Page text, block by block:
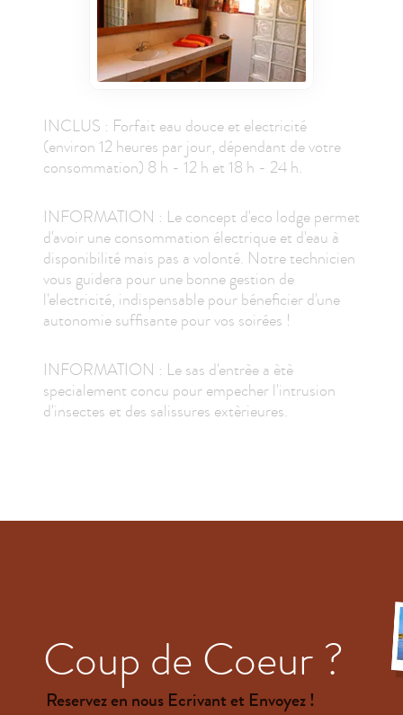
INCLUS : Forfait eau douce et electricité
(environ 12 heures par jour, dépendant de votre
consommation) 8 h - 12 h et 18 h - 24 h.
INFORMATION : Le concept d'eco lodge permet
d'avoir une consommation électrique et d'eau à
disponibilité mais pas a volonté. Notre technicien
vous guidera pour une bonne gestion de
l'electricité, indispensable pour béneficier d'une
autonomie suffisante pour vos soirées !
INFORMATION : Le sas d'entrèe a ètè
specialement concu pour empecher l'intrusion
d'insectes et des salissures extèrieures.
Coup de Coeur ?
Reservez en nous Ecrivant et Envoyez !